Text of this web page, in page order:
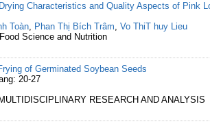
Characteristics and Quality Aspects of Pink
Toàn, Phan Thị Bích Trâm, Vo ThiT huy Lieu
Science and Nutrition
of Germinated Soybean Seeds
20-27
RESEARCH AND ANALYSIS